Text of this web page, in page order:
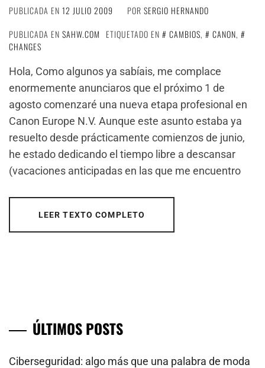
PUBLICADA EN 12 JULIO 2009 POR SERGIO HERNANDO
PUBLICADA EN SAHW.COM ETIQUETADO EN CAMBIOS, CANON,
CHANGES
Hola, Como algunos ya sabíais, me complace
enormemente anunciaros que el próximo 1 de
agosto comenzaré una nueva etapa profesional en
Canon Europe N.V. Aunque este asunto estaba ya
resuelto desde prácticamente comienzos de junio,
he estado dedicando el tiempo libre a descansar
(vacaciones anticipadas en las que me encuentro
LEER TEXTO COMPLETO
ÚLTIMOS POSTS
Ciberseguridad: algo más que una palabra de moda